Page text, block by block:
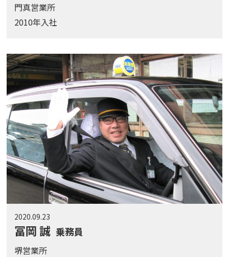
門真営業所
2010年入社
2020.09.23
冨岡 誠 乗務員
堺営業所